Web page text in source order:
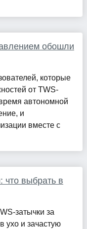
обошли
которые
от TWS-
автономной
и
вместе с
выбрать в
затычки за
ухо и зачастую